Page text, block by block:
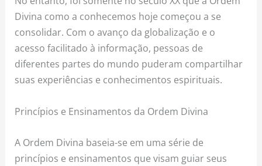
Divina como a conhecemos hoje começou a se
consolidar. Com o avanço da globalização e o
acesso facilitado à informação, pessoas de
diferentes partes do mundo puderam compartilhar
suas experiências e conhecimentos espirituais.
Princípios e Ensinamentos da Ordem Divina
A Ordem Divina baseia-se em uma série de
princípios e ensinamentos que visam guiar seus